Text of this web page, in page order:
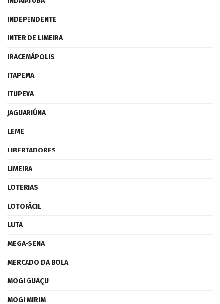
INDEPENDENTE
INTER DE LIMEIRA
IRACEMÁPOLIS
ITAPEMA
ITUPEVA
JAGUARIÚNA
LEME
LIBERTADORES
LIMEIRA
LOTERIAS
LOTOFÁCIL
LUTA
MEGA-SENA
MERCADO DA BOLA
MOGI GUAÇU
MOGI MIRIM